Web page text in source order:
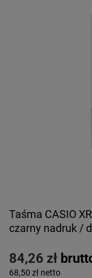
Taśma CASIO
czarny nadruk /
84,26 zł
68,50 zł netto